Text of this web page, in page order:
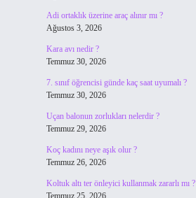
Adi ortaklık üzerine araç alınır mı ?
Ağustos 3, 2026
Kara avı nedir ?
Temmuz 30, 2026
7. sınıf öğrencisi günde kaç saat uyumalı ?
Temmuz 30, 2026
Uçan balonun zorlukları nelerdir ?
Temmuz 29, 2026
Koç kadını neye aşık olur ?
Temmuz 26, 2026
Koltuk altı ter önleyici kullanmak zararlı mı ?
Temmuz 25, 2026